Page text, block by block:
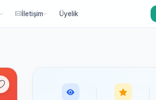
İletişim Üyelik